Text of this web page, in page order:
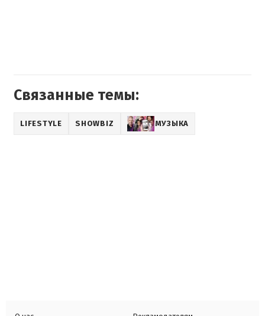
Связанные темы:
LIFESTYLE SHOWBIZ МУЗЫКА